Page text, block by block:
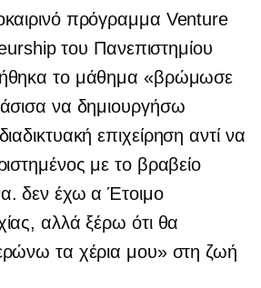
πρόγραμμα Venture
του Πανεπιστημίου
το μάθημα «βρώμωσε
να δημιουργήσω
επιχείρηση αντί να
με το βραβείο
δεν έχω αΈτοιμο
αλλά ξέρω ότι θα
τα χέρια μου» στη ζωή